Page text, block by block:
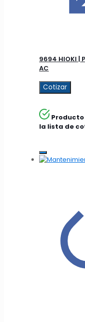
9694 HIOKI |
AC
Cotizar
la lista de